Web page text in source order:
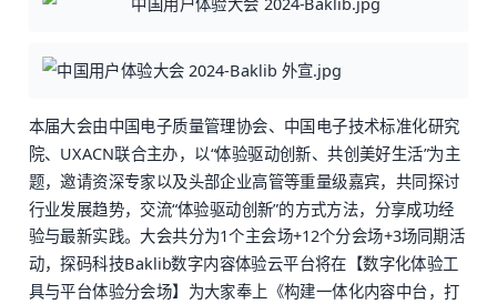
本届大会由中国电子质量管理协会、中国电子技术标准化研究
院、UXACN联合主办，以“体验驱动创新、共创美好生活”为主
题，邀请资深专家以及头部企业高管等重量级嘉宾，共同探讨
行业发展趋势，交流“体验驱动创新”的方式方法，分享成功经
验与最新实践。大会共分为1个主会场+12个分会场+3场同期活
动，探码科技Baklib数字内容体验云平台将在【数字化体验工
具与平台体验分会场】为大家奉上《构建一体化内容中台，打